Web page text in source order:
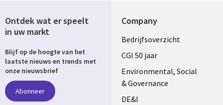
Company
Useful
links
NETHERLANDS
Bedrijfsoverzicht
CGI 50 jaar
Environmental, Social
& Governance
DE&I
Ontdek wat er speelt
in uw markt
Blijf op de hoogte van het
laatste nieuws en trends met
onze nieuwsbrief
Abonneer